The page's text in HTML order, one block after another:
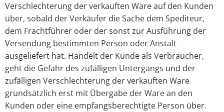
Verschlechterung der verkauften Ware auf den Kunden
über, sobald der Verkäufer die Sache dem Spediteur,
dem Frachtführer oder der sonst zur Ausführung der
Versendung bestimmten Person oder Anstalt
ausgeliefert hat. Handelt der Kunde als Verbraucher,
geht die Gefahr des zufälligen Untergangs und der
zufälligen Verschlechterung der verkauften Ware
grundsätzlich erst mit Übergabe der Ware an den
Kunden oder eine empfangsberechtigte Person über.